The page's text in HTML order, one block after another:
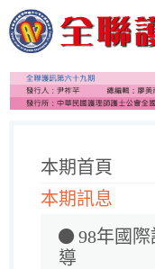
本期首頁
本期訊息
98年國
導